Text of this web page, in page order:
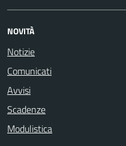
NOVITÀ
Notizie
Comunicati
Avvisi
Scadenze
Modulistica